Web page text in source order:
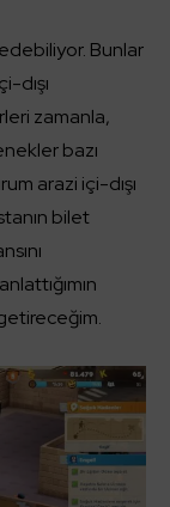
Bunlar
dışı
zamanla,
bazı
arazi içi-dışı
bilet